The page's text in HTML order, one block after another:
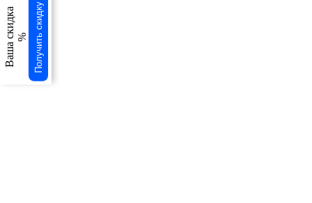
Ваша скидка % Получить скидку